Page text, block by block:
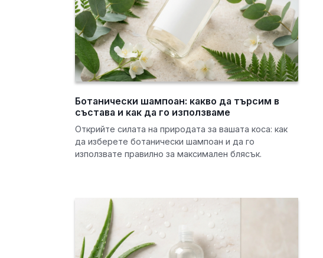
Ботанически шампоан: какво да търсим в
състава и как да го използваме
Открийте силата на природата за вашата коса: как
да изберете ботанически шампоан и да го
използвате правилно за максимален блясък.